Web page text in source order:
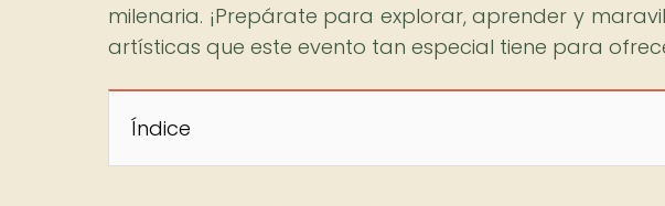
milenaria. ¡Prepárate para explorar, aprender y
artísticas que este evento tan especial tiene para
Índice